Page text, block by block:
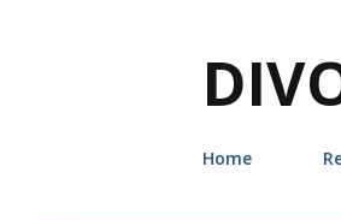
Home